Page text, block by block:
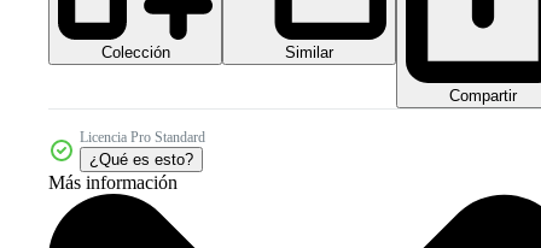
Colección Similar
Compartir
Licencia Pro Standard
¿Qué es esto?
Más información